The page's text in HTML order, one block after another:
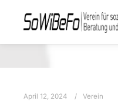
April 12, 2024 Verein